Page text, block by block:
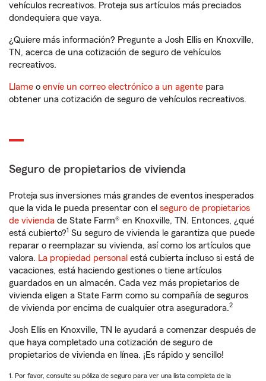
vehículos recreativos. Proteja sus artículos más preciados
dondequiera que vaya.
¿Quiere más información? Pregunte a Josh Ellis en Knoxville,
TN, acerca de una cotización de seguro de vehículos
recreativos.
Llame o envíe un correo electrónico a un agente para
obtener una cotización de seguro de vehículos recreativos.
Seguro de propietarios de vivienda
Proteja sus inversiones más grandes de eventos inesperados
que la vida le pueda presentar con el seguro de propietarios
de vivienda de State Farm® en Knoxville, TN. Entonces, ¿qué
está cubierto?1 Su seguro de vivienda le garantiza que puede
reparar o reemplazar su vivienda, así como los artículos que
valora. La propiedad personal está cubierta incluso si está de
vacaciones, está haciendo gestiones o tiene artículos
guardados en un almacén. Cada vez más propietarios de
vivienda eligen a State Farm como su compañía de seguros
de vivienda por encima de cualquier otra aseguradora.2
Josh Ellis en Knoxville, TN le ayudará a comenzar después de
que haya completado una cotización de seguro de
propietarios de vivienda en línea. ¡Es rápido y sencillo!
1. Por favor, consulte su póliza de seguro para ver una lista completa de la